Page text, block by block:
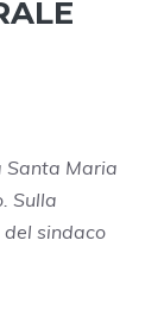
Santa Maria
Sulla
sindaco